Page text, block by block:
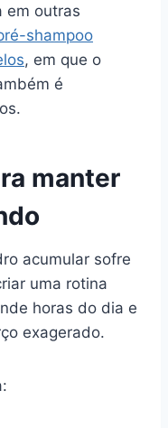
em outras
shampoo
, em que o
é
manter
acumular sofre
uma rotina
horas do dia e
exagerado.